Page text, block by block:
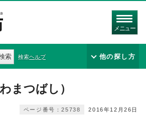
メニュー
索 検索ヘルプ 他の探し方
まつばし）
2016年12月26日
ページ番号：25738